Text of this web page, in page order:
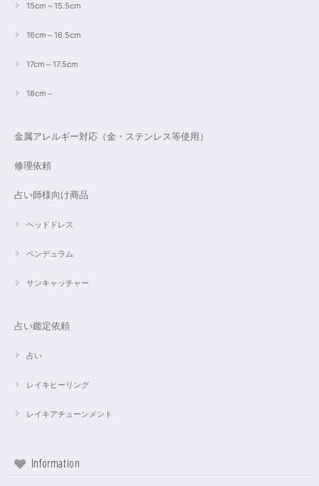
15cm～15.5cm
16cm～16.5cm
17cm～17.5cm
18cm～
金属アレルギー対応（金・ステンレス等使用）
修理依頼
占い師様向け商品
ヘッドドレス
ペンデュラム
サンキャッチャー
占い鑑定依頼
占い
レイキヒーリング
レイキアチューンメント
Information